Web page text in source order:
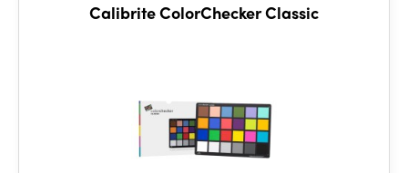
Calibrite ColorChecker Classic